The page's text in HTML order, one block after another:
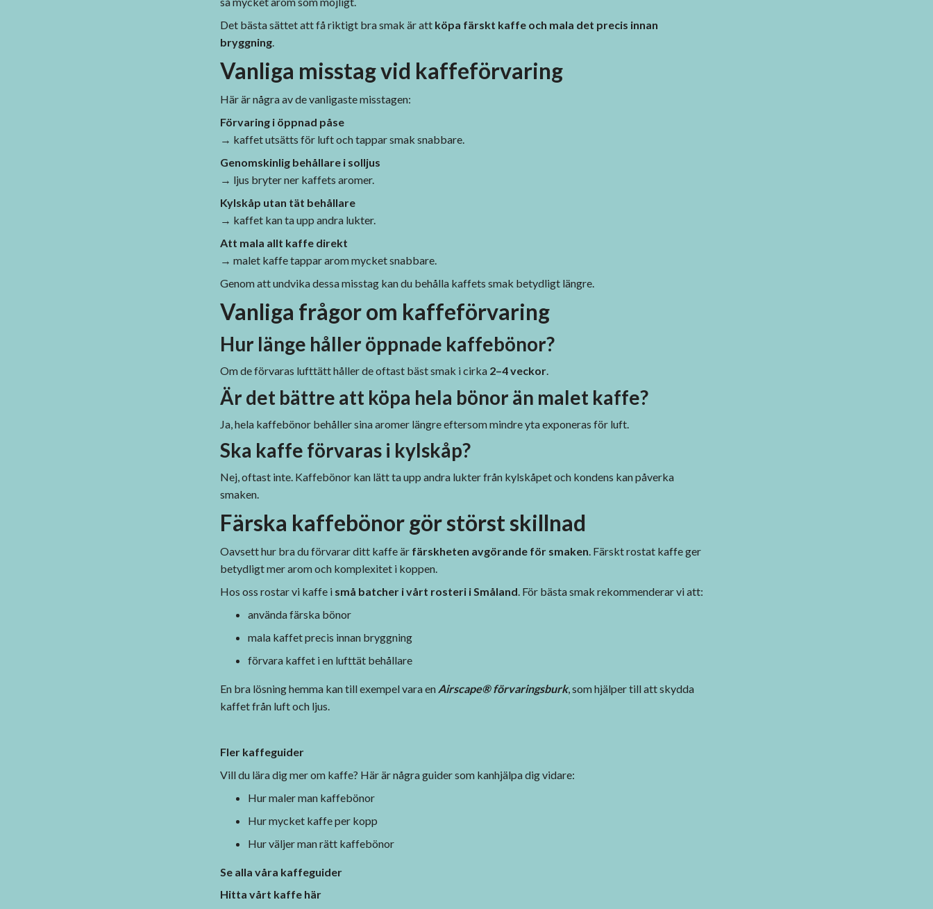
Det bästa sättet att få riktigt bra smak är att köpa färskt kaffe och mala det precis innan
bryggning.
Vanliga misstag vid kaffeförvaring
Här är några av de vanligaste misstagen:
Förvaring i öppnad påse
→ kaffet utsätts för luft och tappar smak snabbare.
Genomskinlig behållare i solljus
→ ljus bryter ner kaffets aromer.
Kylskåp utan tät behållare
→ kaffet kan ta upp andra lukter.
Att mala allt kaffe direkt
→ malet kaffe tappar arom mycket snabbare.
Genom att undvika dessa misstag kan du behålla kaffets smak betydligt längre.
Vanliga frågor om kaffeförvaring
Hur länge håller öppnade kaffebönor?
Om de förvaras lufttätt håller de oftast bäst smak i cirka 2–4 veckor
Är det bättre att köpa hela bönor än malet kaffe?
Ja, hela kaffebönor behåller sina aromer längre eftersom mindre yta exponeras för luft.
Ska kaffe förvaras i kylskåp?
Nej, oftast inte. Kaffebönor kan lätt ta upp andra lukter från kylskåpet och kondens kan påverka
smaken.
Färska kaffebönor gör störst skillnad
Oavsett hur bra du förvarar ditt kaffe är färskheten avgörande för smaken. Färskt rostat kaffe ger
betydligt mer arom och komplexitet i koppen.
Hos oss rostar vi kaffe i små batcher i vårt rosteri i Småland. För bästa smak rekommenderar vi att:
använda färska bönor
mala kaffet precis innan bryggning
förvara kaffet i en lufttät behållare
En bra lösning hemma kan till exempel vara en Airscape® förvaringsburk, som hjälper till att skydda
kaffet från luft och ljus.
Fler kaffeguider
Vill du lära dig mer om kaffe? Här är några guider som kanhjälpa dig vidare:
Hur maler man kaffebönor
Hur mycket kaffe per kopp
Hur väljer man rätt kaffebönor
Se alla våra kaffeguider
Hitta vårt kaffe här